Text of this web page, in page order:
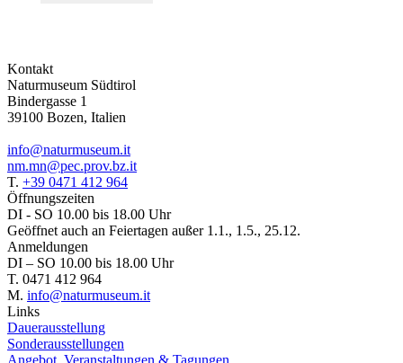
Kontakt
Naturmuseum Südtirol
Bindergasse 1
39100 Bozen, Italien
info@naturmuseum.it
nm.mn@pec.prov.bz.it
T. +39 0471 412 964
Öffnungszeiten
DI - SO 10.00 bis 18.00 Uhr
Geöffnet auch an Feiertagen außer 1.1., 1.5., 25.12.
Anmeldungen
DI – SO 10.00 bis 18.00 Uhr
T. 0471 412 964
M. info@naturmuseum.it
Links
Dauerausstellung
Sonderausstellungen